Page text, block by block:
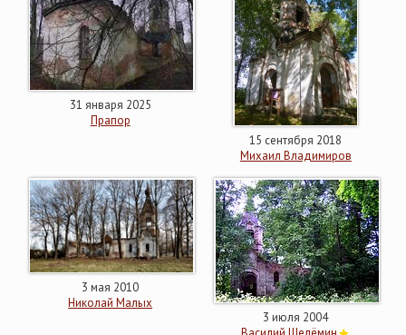
31 января 2025
Прапор
15 сентября 2018
Михаил Владимиров
3 мая 2010
Николай Малых
3 июля 2004